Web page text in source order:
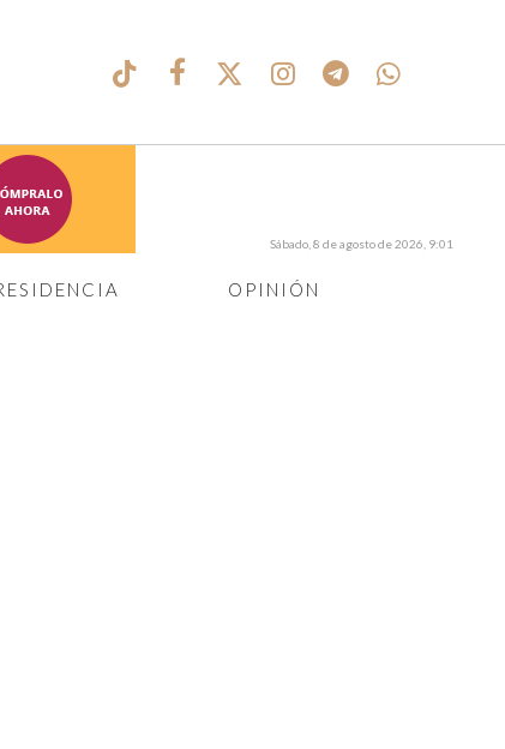
OPINIÓN
Sábado, 8 de agosto de 2026, 9:01